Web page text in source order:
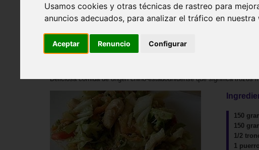
Usamos cookies y otras técnicas de rastreo para
anuncios adecuados, para analizar el tráfico en
Aceptar Renuncio Configurar
Entrantes |Sopas y cremas|Pastas y arroces |Ensaladas|
Chop suey de verdura
Deliciosa comida de origen chino-estadounidense que significa trozos
150
150
1/2
1 puerro